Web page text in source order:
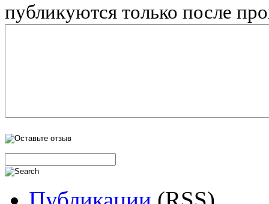
публикуются только после